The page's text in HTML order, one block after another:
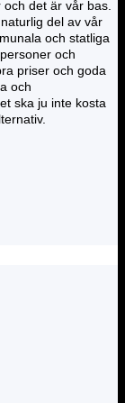
det är vår bas.
del av vår
och statliga
och
priser och goda
och
ska ju inte kosta